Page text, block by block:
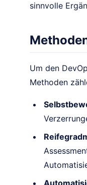
sinnvolle
Um den
Methoden